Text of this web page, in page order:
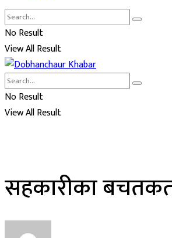
No Result
View All Result
No Result
View All Result
सहकारीका